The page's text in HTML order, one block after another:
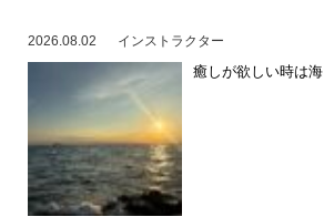
2026.08.02 インストラクター
癒しが欲しい時は海